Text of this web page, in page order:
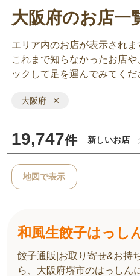
大阪府のお店一
エリア内のお店が表示されま
これまで知らなかったお店
ックして足を運んでみてくだ
大阪府
19,747件 新しいお店
地図で表示
和風生餃子はっし
餃子通販|お取り寄せ&お持
ら、大阪府堺市のはっしん